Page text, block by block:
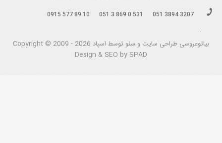
051 3894 3207
051 3 869 0 531
0915 577 89 10
.
بیاتوعروسی Copyright © 2009 - 2026 طراحی سايت و سئو توسط اسپاد
Design & SEO by SPAD